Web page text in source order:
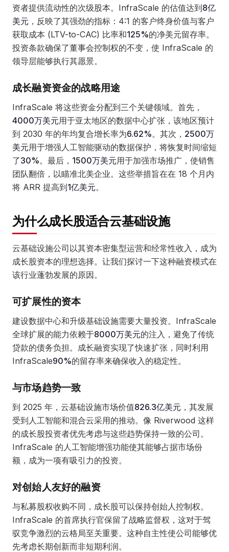
资者提供流动性的次级股本。InfraScale 的估值达到8亿
美元 ，反映了其强劲的指标：4:1 的客户终身价值与客户
获取成本 (LTV-to-CAC) 比率和125%的净美元留存率。
投资条款确保了董事会控制权的不变，使 InfraScale 的
领导层能够执行其愿景。
成长融资资金的战略用途
InfraScale 将这些资金分配到三个关键领域。首先，
4000万美元用于亚太地区的数据中心扩张，该地区预计
到 2030 年的年均复合增长率为6.62%。其次， 2500万
美元用于增强人工智能驱动的数据保护，将恢复时间缩短
了30%。最后， 1500万美元用于加强市场推广，使销售
团队翻倍，以瞄准北美企业。这些举措旨在在 18 个月内
将 ARR 提高到1亿美元。
为什么成长股适合云基础设施
云基础设施公司以其资本密集型运营和经常性收入，成为
成长股资本的理想选择。让我们探讨一下这种融资模式在
该行业蓬勃发展的原因。
可扩展性的资本
建设数据中心和升级基础设施需要大量投资。InfraScale
全球扩展的能力依赖于8000万美元的注入，避免了传统
贷款的债务负担。成长融资实现了快速扩张，同时利用
InfraScale90%的留存率来确保收入的稳定性。
与市场趋势一致
到 2025 年，云基础设施市场价值826.3亿美元 ，其发展
受到人工智能和混合云采用的推动。像 Riverwood 这样
的成长股投资者优先考虑与这些趋势保持一致的公司。
InfraScale 的人工智能增强功能使其能够占据市场份
额，成为一项有吸引力的投资。
对创始人友好的融资
与私募股权收购不同，成长股可以保持创始人控制权。
InfraScale 的首席执行官保留了战略监督权，这对于驾
驭竞争激烈的云格局至关重要。这种自主性使公司能够优
先考虑长期创新而非短期利润。